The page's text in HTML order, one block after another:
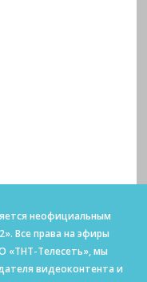
неофициальным
Все права на эфиры
«ТНТ-Телесеть», мы
видеоконтента и